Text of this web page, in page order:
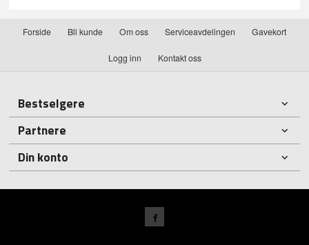
Forside Bli kunde Om oss Serviceavdelingen Gavekort
Logg inn Kontakt oss
Bestselgere
Partnere
Din konto